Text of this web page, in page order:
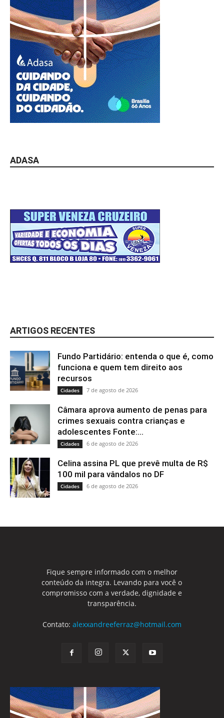
ADASA
ARTIGOS RECENTES
Fundo Partidário: entenda o que é, como
funciona e quem tem direito aos
recursos
Cidades 7 de agosto de 2026
Câmara aprova aumento de penas para
crimes sexuais contra crianças e
adolescentes Fonte:...
Cidades 6 de agosto de 2026
Celina assina PL que prevê multa de R$
100 mil para vândalos no DF
Cidades 6 de agosto de 2026
Fique sempre informado com o melhor
conteúdo da integra. Levando para você o
compromisso com a verdade, dignidade e
transparência.
Contato: alexxandreeferraz@hotmail.com